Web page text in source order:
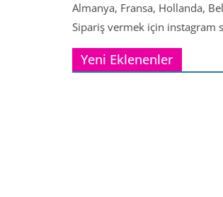
Almanya, Fransa, Hollanda,
Sipariş vermek için instagram
Yeni Eklenenler